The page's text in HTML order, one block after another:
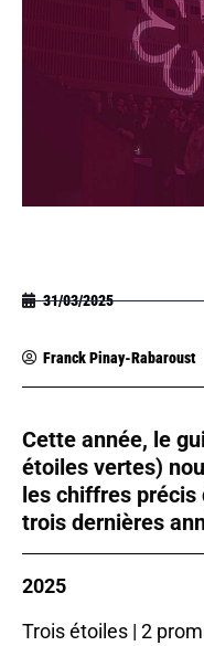
31/03/2025
Franck Pinay-Rabaroust
Cette année, le
étoiles vertes)
les chiffres précis
trois dernières
2025
Trois étoiles | 2